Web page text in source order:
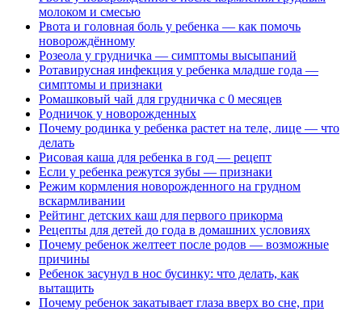
молоком и смесью
Рвота и головная боль у ребенка — как помочь
новорождённому
Розеола у грудничка — симптомы высыпаний
Ротавирусная инфекция у ребенка младше года —
симптомы и признаки
Ромашковый чай для грудничка с 0 месяцев
Родничок у новорожденных
Почему родинка у ребенка растет на теле, лице — что
делать
Рисовая каша для ребенка в год — рецепт
Если у ребенка режутся зубы — признаки
Режим кормления новорожденного на грудном
вскармливании
Рейтинг детских каш для первого прикорма
Рецепты для детей до года в домашних условиях
Почему ребенок желтеет после родов — возможные
причины
Ребенок засунул в нос бусинку: что делать, как
вытащить
Почему ребенок закатывает глаза вверх во сне, при